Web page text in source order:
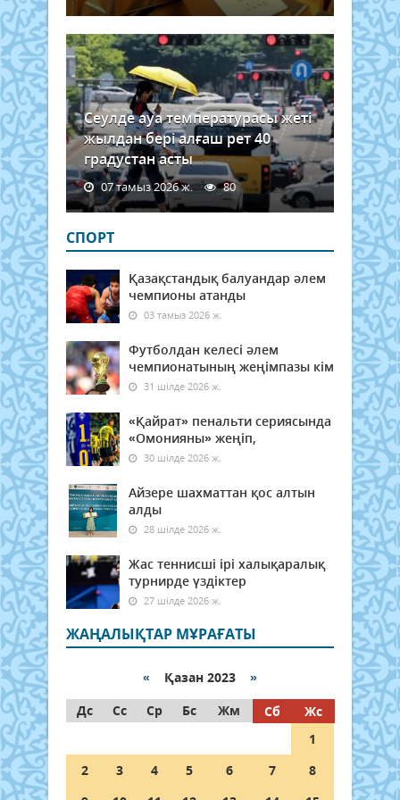
Сеулде ауа температурасы жеті
жылдан бері алғаш рет 40
градустан асты
07 тамыз 2026 ж. 80
СПОРТ
Қазақстандық балуандар әлем
чемпионы атанды
03 тамыз 2026 ж.
Футболдан келесі әлем
чемпионатының жеңімпазы кім
31 шілде 2026 ж.
«Қайрат» пенальти сериясында
«Омонияны» жеңіп,
30 шілде 2026 ж.
Айзере шахматтан қос алтын
алды
28 шілде 2026 ж.
Жас теннисші ірі халықаралық
турнирде үздіктер
27 шілде 2026 ж.
ЖАҢАЛЫҚТАР МҰРАҒАТЫ
« Қазан 2023 »
Дс
Сс Ср Бс Жм Сб
Жс
1
2
3 4 5 6 7
8